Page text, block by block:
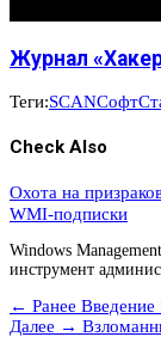
Журнал
Теги:SCANСофт
Check Also
Охота на
WMI-подписки
Windows
инструмент
← Ранее Введение
Далее →